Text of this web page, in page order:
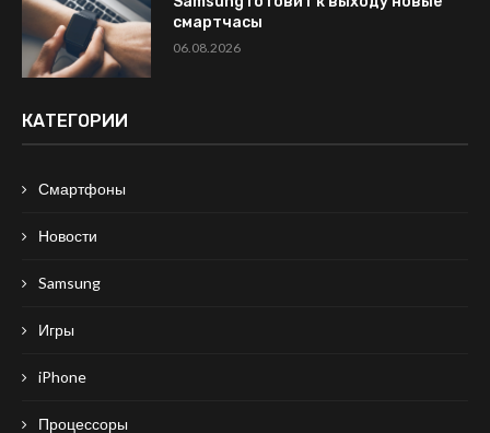
смартчасы
06.08.2026
КАТЕГОРИИ
Смартфоны
Новости
Samsung
Игры
iPhone
Процессоры